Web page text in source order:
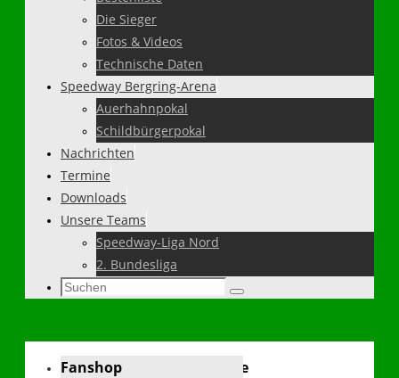
Die Sieger
Fotos & Videos
Technische Daten
Speedway Bergring-Arena
Auerhahnpokal
Schildbürgerpokal
Nachrichten
Termine
Downloads
Unsere Teams
Speedway-Liga Nord
2. Bundesliga
Suchen
Suchen
Sprache
Fanshop